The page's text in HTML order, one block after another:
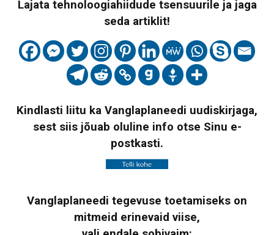
Lajata tehnoloogiahiidude tsensuurile ja jaga
seda artiklit!
Kindlasti liitu ka Vanglaplaneedi uudiskirjaga,
sest siis jõuab oluline info otse Sinu e-
postkasti.
Vanglaplaneedi tegevuse toetamiseks on
mitmeid erinevaid viise,